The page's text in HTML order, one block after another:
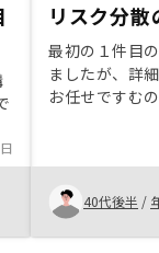
リスク分
最初の１件目
ましたが、詳
お任せですむ
物件比率が多
にもう１件考
ら連絡があり
あったので、
40代後半 /